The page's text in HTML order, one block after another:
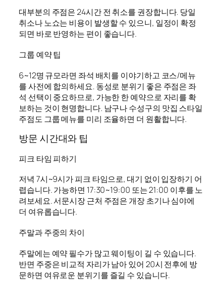
대부분의 주점은 24시간 전 취소를 권장합니다. 당일
취소나 노쇼는 비용이 발생할 수 있으니, 일정이 확정
되면 바로 반영하는 편이 좋습니다.
그룹 예약 팁
6~12명 규모라면 좌석 배치를 이야기하고 코스/메뉴
를 사전에 합의하세요. 동성로 분위기 좋은 주점은 좌
석 선택이 중요하므로, 가능한 한 예약으로 자리를 확
보하는 것이 현명합니다. 남구나 수성구의 맛집 스타일
주점도 그룹 메뉴를 미리 조율하면 더 원활합니다.
방문 시간대와 팁
피크 타임 피하기
저녁 7시~9시가 피크 타임으로, 대기 없이 입장하기 어
렵습니다. 가능하면 17:30~19:00 또는 21:00 이후를 노
려보세요. 서문시장 근처 주점은 개장 초기나 심야에
더 여유롭습니다.
주말과 주중의 차이
주말에는 예약 필수가 많고 웨이팅이 길 수 있습니다.
반면 주중은 비교적 자리가 남아 있어 20시 전후에 방
문하면 여유로운 분위기를 즐길 수 있습니다.